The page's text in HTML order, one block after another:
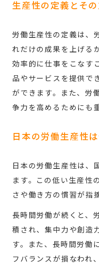
生産性の定義とそ
労働生産性の定義は、
れだけの成果を上げる
効率的に仕事をこなす
品やサービスを提供で
ができます。また、労
争力を高めるためにも
日本の労働生産性は
日本の労働生産性は、
ます。この低い生産性
さや働き方の慣習が指
長時間労働が続くと、
積され、集中力や創造
す。また、長時間労働
フバランスが損なわれ